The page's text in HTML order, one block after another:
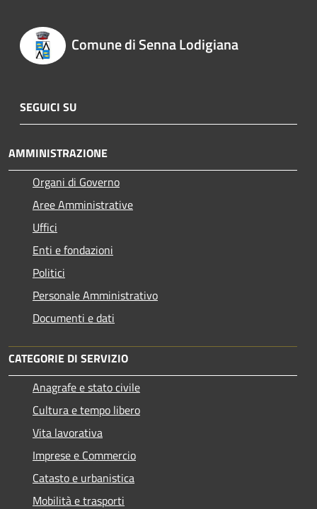
Comune di Senna Lodigiana
SEGUICI SU
AMMINISTRAZIONE
Organi di Governo
Aree Amministrative
Uffici
Enti e fondazioni
Politici
Personale Amministrativo
Documenti e dati
CATEGORIE DI SERVIZIO
Anagrafe e stato civile
Cultura e tempo libero
Vita lavorativa
Imprese e Commercio
Catasto e urbanistica
Mobilità e trasporti